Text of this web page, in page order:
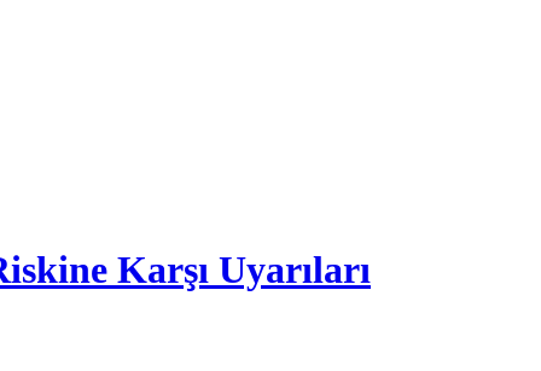
Karşı Uyarıları